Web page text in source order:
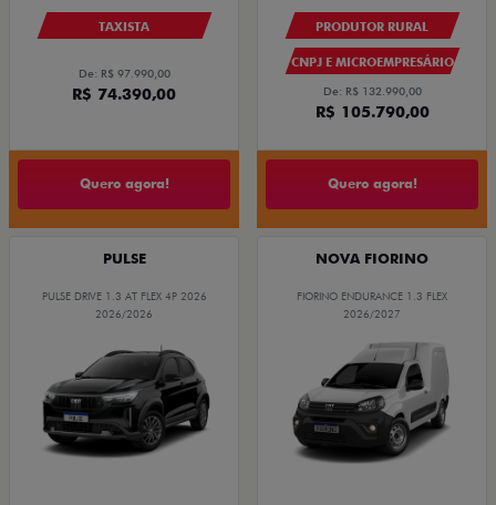
TAXISTA
De: R$ 97.990,00
R$ 74.390,00
Quero agora!
PRODUTOR RURAL
CNPJ E MICROEMPRESÁRIO
De: R$ 132.990,00
R$ 105.790,00
Quero agora!
PULSE
PULSE DRIVE 1.3 AT FLEX 4P 2026
2026/2026
NOVA FIORINO
FIORINO ENDURANCE 1.3 FLEX
2026/2027